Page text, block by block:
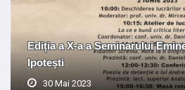
Ediția a X-a a Seminarului
Ipotești
30 Mai 2023